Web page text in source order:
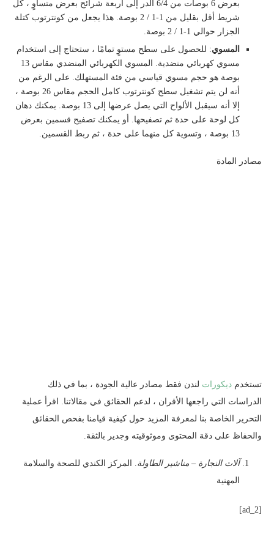
بعرض 6 بوصات من 6/4 ألدر إلى أربعة شرائح بعرض متساوٍ ، كل
شريط أقل بقليل من 1-1 / 2 بوصة. هذا يجعل من كونترتوب كتلة
الجزار حوالي 1-1 / 2 بوصة.
المسوي: للحصول على سطح مستوٍ تمامًا ، ستحتاج إلى استخدام
مسوي كهربائي منضدية. المسوي الكهربائي المنضدي مقاس 13
بوصة هو حجم مسوي قياسي من فئة المستهلك. على الرغم من
أنه لن يتم تشغيل سطح كونترتوب كامل الحجم مقاس 26 بوصة ،
إلا أنه سيقبل الألواح التي يصل عرضها إلى 13 بوصة. يمكنك دهان
كل لوحة على حدة ثم تصفيحها. أو يمكنك تصفيح قسمين بعرض
13 بوصة ، وتسوية كل منهما على حدة ، ثم ربط القسمين.
مصادر المادة
تستخدم ديكورات لندن فقط مصادر عالية الجودة ، بما في ذلك
الدراسات التي راجعها الأقران ، لدعم الحقائق في مقالاتنا. اقرأ عملية
التحرير الخاصة بنا لمعرفة المزيد حول كيفية قيامنا بفحص الحقائق
والحفاظ على دقة المحتوى وموثوقيته وجدير بالثقة.
آلات النجارة – مناشير الطاولة. المركز الكندي للصحة والسلامة
المهنية
[ad_2]